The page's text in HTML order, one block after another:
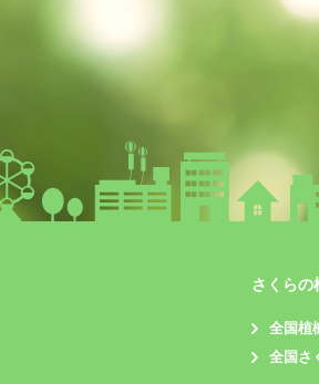
さくらの
全国植
全国さ